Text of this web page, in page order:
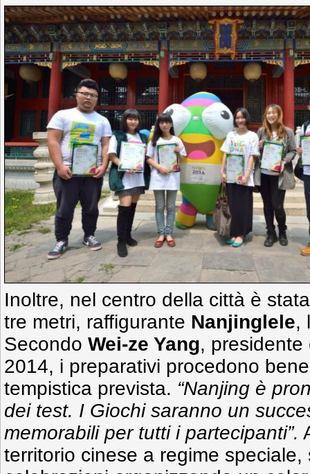
Inoltre, nel centro della città è
tre metri, raffigurante Nanjinglele,
Secondo Wei-ze Yang, presidente
2014, i preparativi procedono
tempistica prevista. “Nanjing è
dei test. I Giochi saranno un
memorabili per tutti i partecipanti”.
territorio cinese a regime speciale,